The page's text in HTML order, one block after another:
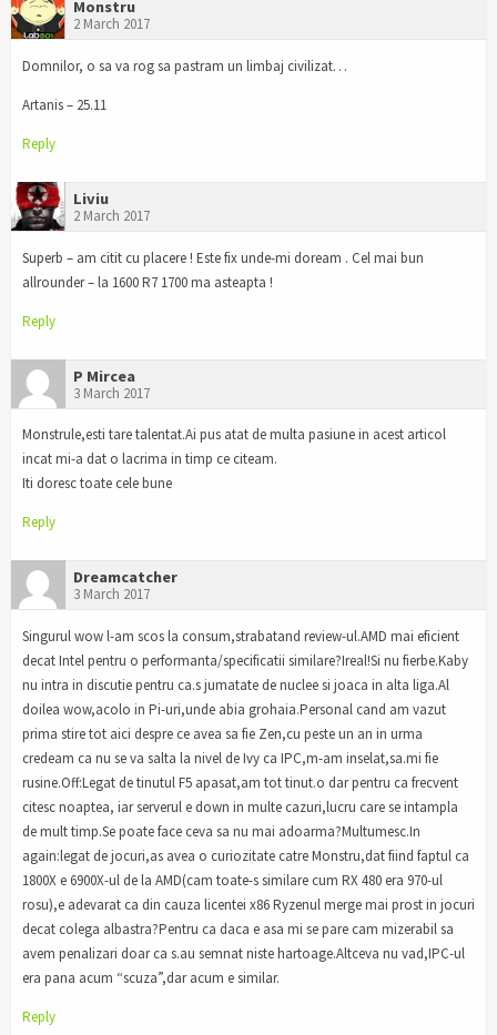
Monstru
2 March 2017
Domnilor, o sa va rog sa pastram un limbaj civilizat…
Artanis – 25.11
Reply
Liviu
2 March 2017
Superb – am citit cu placere ! Este fix unde-mi doream . Cel mai bun
allrounder – la 1600 R7 1700 ma asteapta !
Reply
P Mircea
3 March 2017
Monstrule,esti tare talentat.Ai pus atat de multa pasiune in acest articol
incat mi-a dat o lacrima in timp ce citeam.
Iti doresc toate cele bune
Reply
Dreamcatcher
3 March 2017
Singurul wow l-am scos la consum,strabatand review-ul.AMD mai eficient
decat Intel pentru o performanta/specificatii similare?Ireal!Si nu fierbe.Kaby
nu intra in discutie pentru ca.s jumatate de nuclee si joaca in alta liga.Al
doilea wow,acolo in Pi-uri,unde abia grohaia.Personal cand am vazut
prima stire tot aici despre ce avea sa fie Zen,cu peste un an in urma
credeam ca nu se va salta la nivel de Ivy ca IPC,m-am inselat,sa.mi fie
rusine.Off:Legat de tinutul F5 apasat,am tot tinut.o dar pentru ca frecvent
citesc noaptea, iar serverul e down in multe cazuri,lucru care se intampla
de mult timp.Se poate face ceva sa nu mai adoarma?Multumesc.In
again:legat de jocuri,as avea o curiozitate catre Monstru,dat fiind faptul ca
1800X e 6900X-ul de la AMD(cam toate-s similare cum RX 480 era 970-ul
rosu),e adevarat ca din cauza licentei x86 Ryzenul merge mai prost in jocuri
decat colega albastra?Pentru ca daca e asa mi se pare cam mizerabil sa
avem penalizari doar ca s.au semnat niste hartoage.Altceva nu vad,IPC-ul
era pana acum “scuza”,dar acum e similar.
Reply